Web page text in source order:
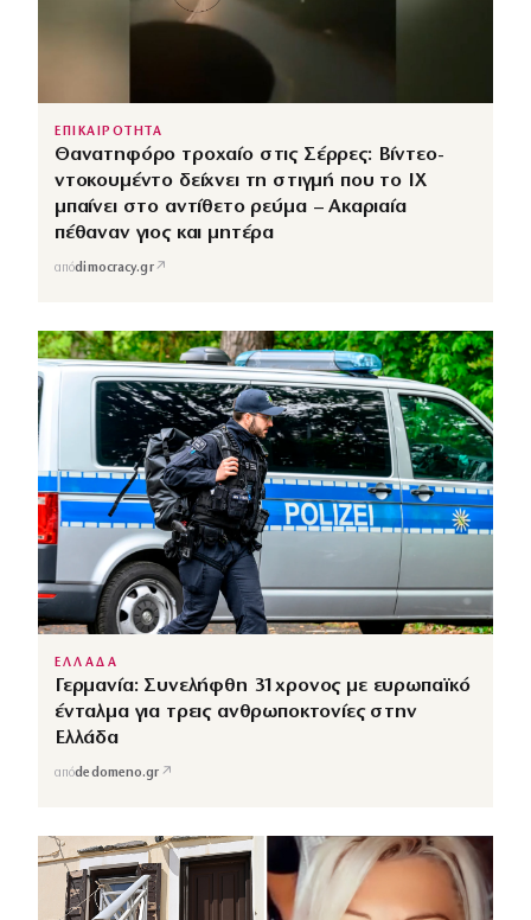
ΕΠΙΚΑΙΡΟΤΗΤΑ
Θανατηφόρο τροχαίο στις Σέρρες: Βίντεο-
ντοκουμέντο δείχνει τη στιγμή που το ΙΧ
μπαίνει στο αντίθετο ρεύμα – Ακαριαία
πέθαναν γιος και μητέρα
απόdimocracy.gr↗
ΕΛΛΑΔΑ
Γερμανία: Συνελήφθη 31χρονος με ευρωπαϊκό
ένταλμα για τρεις ανθρωποκτονίες στην
Ελλάδα
απόdedomeno.gr ↗